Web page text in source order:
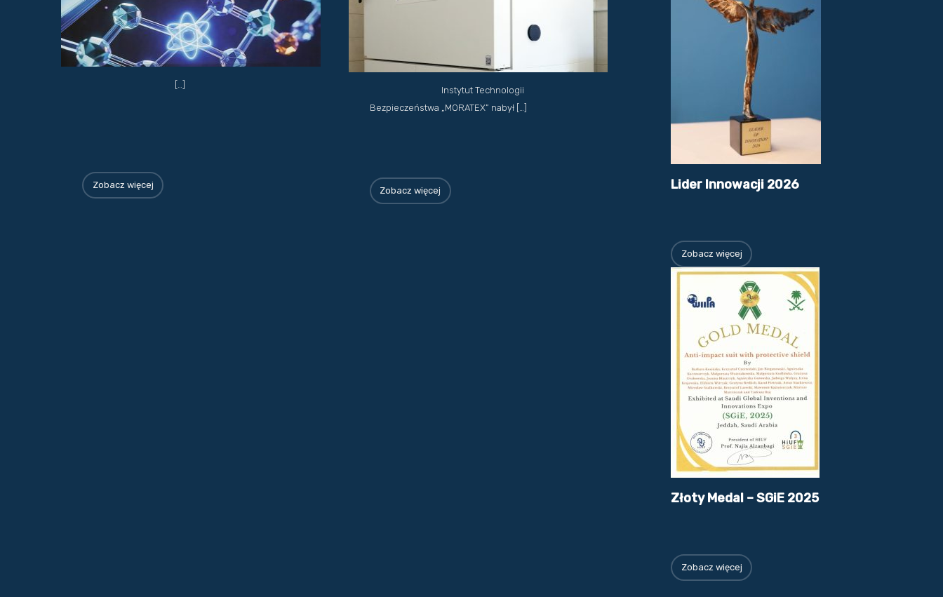
[…]
Zobacz więcej
Instytut Technologii
Bezpieczeństwa „MORATEX” nabył […]
Zobacz więcej Lider Innowacji 2026
Zobacz więcej
Złoty Medal – SGiE 2025
Zobacz więcej